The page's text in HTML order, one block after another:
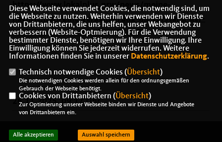
https://www.lokalplus.nrw/news/meine-
nachrichten/eine-veraenderung-im-vorstand-der-
senioren-union-attendorn-98637
26.11.2025, 09:17 Uhr
Diese Webseite verwendet Cookies, die notwendig sind, um
die Webseite zu nutzen. Weiterhin verwenden wir Dienste
von Drittanbietern, die uns helfen, unser Webangebot zu
verbessern (Website-Optmierung). Für die Verwendung
bestimmter Dienste, benötigen wir Ihre Einwilligung. Ihre
Einwilligung können Sie jederzeit widerrufen. Weitere
Informationen finden Sie in unserer Datenschutzerklärung.
Technisch notwendige Cookies (Übersicht)
Die notwendigen Cookies werden allein für den ordnungsgemäßen
Gebrauch der Webseite benötigt.
Cookies von Drittanbietern (Übersicht)
Zur Optimierung unserer Webseite binden wir Dienste und Angebote
von Drittanbietern ein.
Alle akzeptieren Auswahl speichern